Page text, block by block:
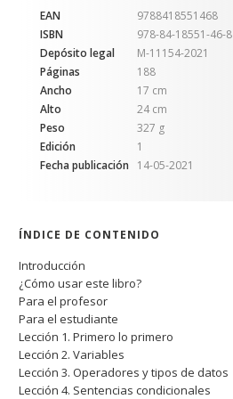
EAN
9788418551468
ISBN
978-84-18551-46-8
Depósito legal
M-11154-2021
Páginas
188
Ancho
17 cm
Alto
24 cm
Peso
327 g
Edición
1
Fecha publicación
14-05-2021
ÍNDICE DE CONTENIDO
Introducción
¿Cómo usar este libro?
Para el profesor
Para el estudiante
Lección 1. Primero lo primero
Lección 2. Variables
Lección 3. Operadores y tipos de datos
Lección 4. Sentencias condicionales